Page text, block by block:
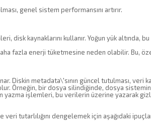
genel sistem performansını artırır.
disk kaynaklarını kullanır. Yoğun yük altında,
fazla enerji tüketmesine neden olabilir. Bu,
Diskin metadata\'sının güncel tutulması, veri
Örneğin, bir dosya silindiğinde, dosya
işlemleri, bu verilerin üzerine yazarak
tutarlılığını dengelemek için aşağıdaki